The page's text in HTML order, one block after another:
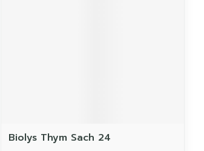
Biolys Thym Sach 24